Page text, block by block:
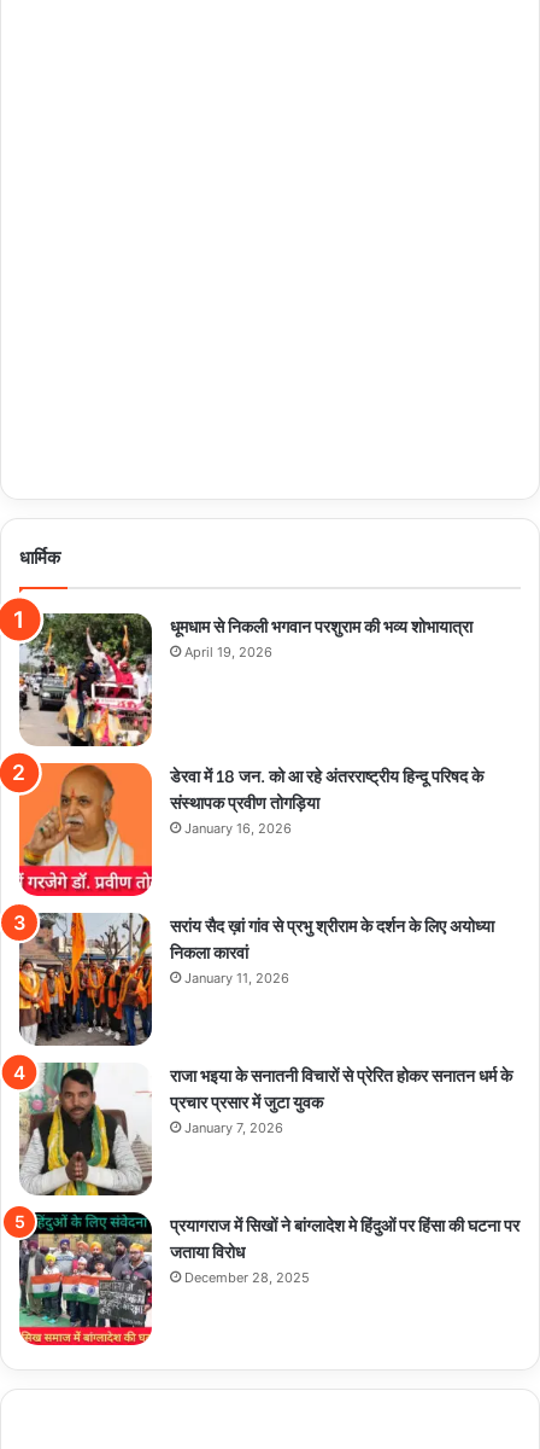
धार्मिक
धूमधाम से निकली भगवान परशुराम की भव्य शोभायात्रा
April 19, 2026
डेरवा में 18 जन. को आ रहे अंतरराष्ट्रीय हिन्दू परिषद के
संस्थापक प्रवीण तोगड़िया
January 16, 2026
सरांय सैद ख़ां गांव से प्रभु श्रीराम के दर्शन के लिए अयोध्या
निकला कारवां
January 11, 2026
राजा भइया के सनातनी विचारों से प्रेरित होकर सनातन धर्म के
प्रचार प्रसार में जुटा युवक
January 7, 2026
प्रयागराज में सिखों ने बांग्लादेश मे हिंदुओं पर हिंसा की घटना पर
जताया विरोध
December 28, 2025